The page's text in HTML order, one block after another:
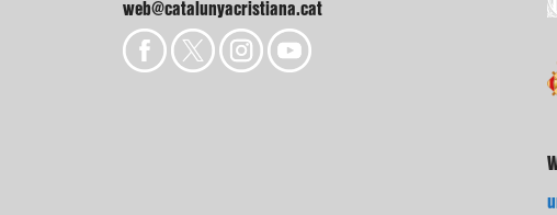
web@catalunyacristiana.cat